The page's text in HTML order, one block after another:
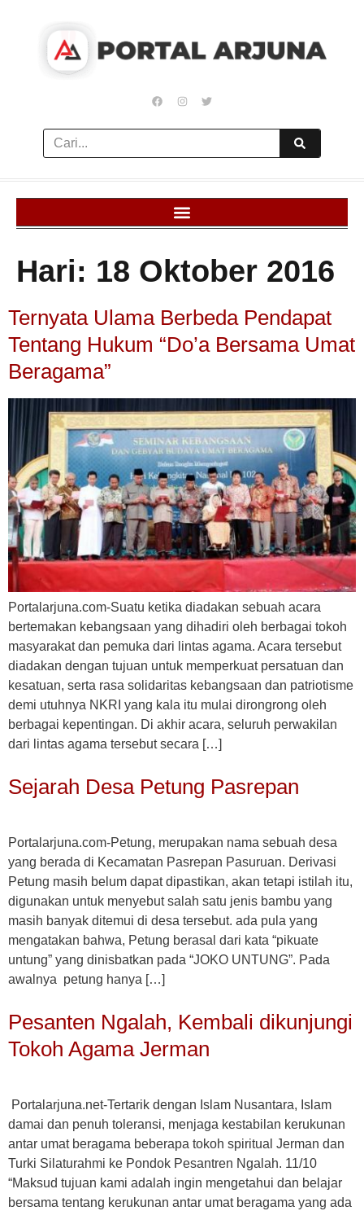
Hari: 18 Oktober 2016
Ternyata Ulama Berbeda Pendapat
Tentang Hukum “Do’a Bersama Umat
Beragama”
Portalarjuna.com-Suatu ketika diadakan sebuah acara
bertemakan kebangsaan yang dihadiri oleh berbagai tokoh
masyarakat dan pemuka dari lintas agama. Acara tersebut
diadakan dengan tujuan untuk memperkuat persatuan dan
kesatuan, serta rasa solidaritas kebangsaan dan patriotisme
demi utuhnya NKRI yang kala itu mulai dirongrong oleh
berbagai kepentingan. Di akhir acara, seluruh perwakilan
dari lintas agama tersebut secara […]
Sejarah Desa Petung Pasrepan
Portalarjuna.com-Petung, merupakan nama sebuah desa
yang berada di Kecamatan Pasrepan Pasuruan. Derivasi
Petung masih belum dapat dipastikan, akan tetapi istilah itu,
digunakan untuk menyebut salah satu jenis bambu yang
masih banyak ditemui di desa tersebut. ada pula yang
mengatakan bahwa, Petung berasal dari kata “pikuate
untung” yang dinisbatkan pada “JOKO UNTUNG”. Pada
awalnya petung hanya […]
Pesanten Ngalah, Kembali dikunjungi
Tokoh Agama Jerman
Portalarjuna.net-Tertarik dengan Islam Nusantara, Islam
damai dan penuh toleransi, menjaga kestabilan kerukunan
antar umat beragama beberapa tokoh spiritual Jerman dan
Turki Silaturahmi ke Pondok Pesantren Ngalah. 11/10
“Maksud tujuan kami adalah ingin mengetahui dan belajar
bersama tentang kerukunan antar umat beragama yang ada